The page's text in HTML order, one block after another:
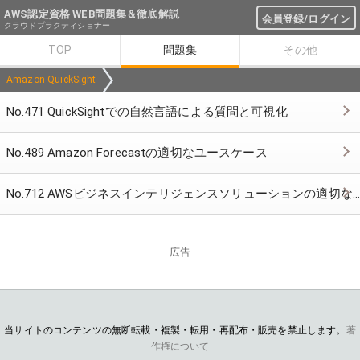
AWS認定資格 WEB問題集＆徹底解説 会員登録/ログイン
クラウドプラクティショナー
TOP 問題集 その他
Amazon QuickSight
No.471 QuickSightでの自然言語による質問と可視化
No.489 Amazon Forecastの適切なユースケース
No.712 AWSビジネスインテリジェンスソリューションの適切なサービス
広告
当サイトのコンテンツの無断転載・複製・転用・再配布・販売を禁止します。 著
作権について